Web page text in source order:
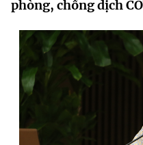
Bưu chính, Viễn thông
Sở hữu trí tuệ
Tiêu chuẩn, đo lường,
Văn bản chỉ đạo điều
Lấy ý kiến người dân
THỐNG KÊ
Khoa học và Công nghệ
Đổi mới sáng tạo
Multimedia
THƯ ĐIỆN TỬ
phòng, chống dịch